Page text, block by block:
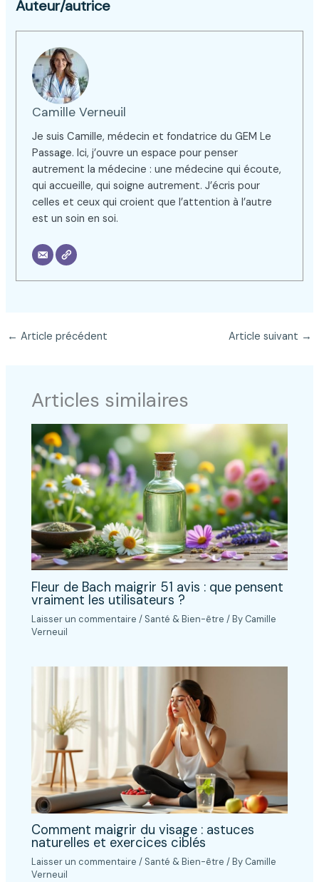
Auteur/autrice
Camille Verneuil
Je suis Camille, médecin et fondatrice du GEM Le
Passage. Ici, j’ouvre un espace pour penser
autrement la médecine : une médecine qui écoute,
qui accueille, qui soigne autrement. J’écris pour
celles et ceux qui croient que l’attention à l’autre
est un soin en soi.
← Article précédent Article suivant →
Articles similaires
Fleur de Bach maigrir 51 avis : que pensent
vraiment les utilisateurs ?
Laisser un commentaire / Santé & Bien-être / By Camille
Verneuil
Comment maigrir du visage : astuces
naturelles et exercices ciblés
Laisser un commentaire / Santé & Bien-être / By Camille
Verneuil